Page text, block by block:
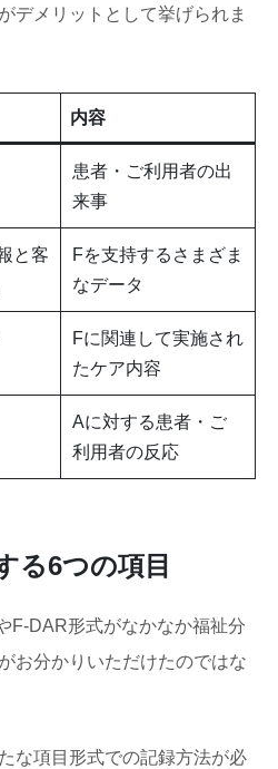
デメリットとして挙げられま
内容
患者・ご利用者の出
来事
と客
Fを支持するさまざま
なデータ
Fに関連して実施され
たケア内容
Aに対する患者・ご
利用者の反応
る6つの項目
F-DAR形式がなかなか福祉分
お分かりいただけたのではな
な項目形式での記録方法が必